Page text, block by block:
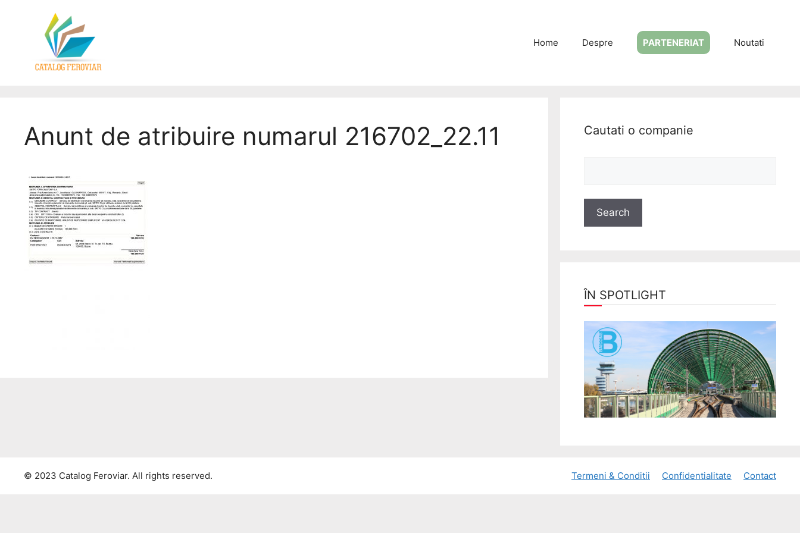
Home Despre PARTENERIAT Noutati
Anunt de atribuire numarul 216702_22.11 Cautati o companie
ÎN SPOTLIGHT
Termeni & Conditii Confidentialitate Contact
© 2023 Catalog Feroviar. All rights reserved.